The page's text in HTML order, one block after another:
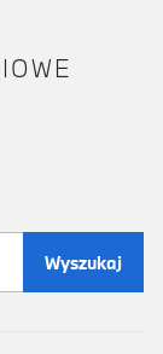
Wyszukaj